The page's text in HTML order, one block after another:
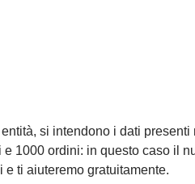
si intendono i dati
1000 ordini: in questo caso il
ti aiuteremo gratuitamente.